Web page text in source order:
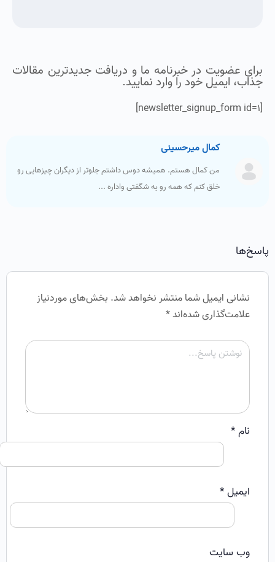
برای عضویت در خبرنامه ما و دریافت جدیدترین مقالات
جذاب، ایمیل خود را وارد نمایید.
[newsletter_signup_form id=1]
کمال میرحسینی
من کمال هستم. همیشه دوس داشتم جلوتر از دیگران چیزهایی رو
خلق کنم که همه رو به شگفتی واداره ...
پاسخ‌ها
نشانی ایمیل شما منتشر نخواهد شد. بخش‌های موردنیاز
علامت‌گذاری شده‌اند*
نام*
ایمیل*
وب‌ سایت